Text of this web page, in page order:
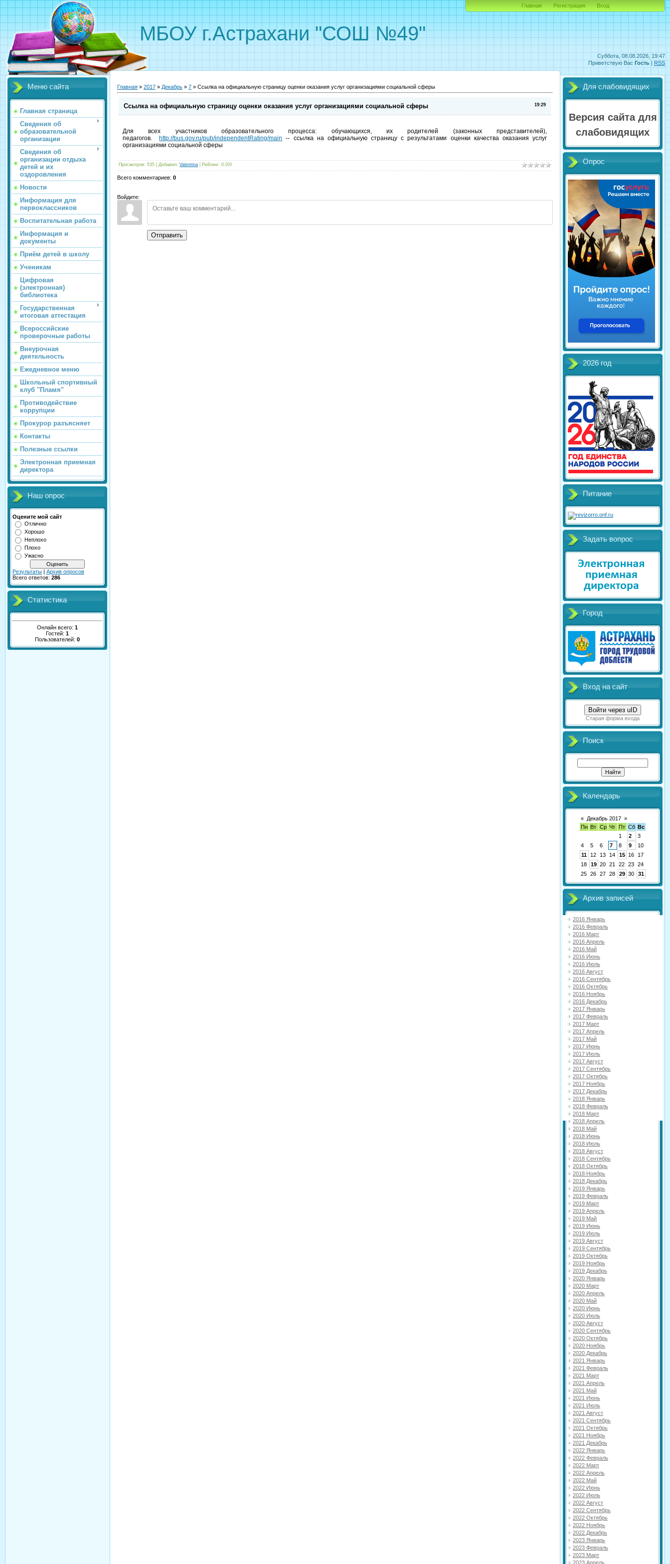
Суббота, 08.08.2026, 19:47
Приветствую Вас Гость | RSS
МБОУ г.Астрахани "СОШ №49"
Главная Регистрация Вход
Меню сайта
Главная страница
Сведения об
образовательной
организации
Сведения об
организации отдыха
детей и их
оздоровления
Новости
Информация для
первоклассников
Воспитательная работа
Информация и
документы
Приём детей в школу
Ученикам
Цифровая
(электронная)
библиотека
Государственная
итоговая аттестация
Всероссийские
проверочные работы
Внеурочная
деятельность
Ежедневное меню
Школьный спортивный
клуб "Пламя"
Противодействие
коррупции
Прокурор разъясняет
Контакты
Полезные ссылки
Электронная приемная
директора
Наш опрос
Оцените мой сайт
Отлично
Хорошо
Неплохо
Плохо
Ужасно
Результаты | Архив опросов
Всего ответов: 286
Статистика
Онлайн всего: 1
Гостей: 1
Пользователей: 0
Главная » 2017 » Декабрь » 7 » Ссылка на официальную страницу оценки оказания услуг организациями социальной сферы
19:29
Ссылка на официальную страницу оценки оказания услуг организациями социальной сферы
Для всех участников образовательного процесса: обучающихся, их родителей (законных представителей),
педагогов. http://bus.gov.ru/pub/independentRating/main -- ссылка на официальную страницу с результатами оценки качества оказания услуг
организациями социальной сферы
Просмотров: 535 Добавил: Valentina Рейтинг: 0.0/0
Всего комментариев: 0
Войдите:
Отправить
Для слабовидящих
Версия сайта для
слабовидящих
Опрос
2026 год
Питание
Задать вопрос
Город
Вход на сайт
Войти через uID
Старая форма входа
Поиск
Календарь
« Декабрь 2017 »
Пн Вт Ср Чт Пт Сб Вс
1
2
3
4
5 6 7 8 9
10
11
12 13 14 15 16
17
18
19 20 21 22 23 24
25 26 27 28 29 30 31
Архив записей
2016 Январь
2016 Февраль
2016 Март
2016 Апрель
2016 Май
2016 Июнь
2016 Июль
2016 Август
2016 Сентябрь
2016 Октябрь
2016 Ноябрь
2016 Декабрь
2017 Январь
2017 Февраль
2017 Март
2017 Апрель
2017 Май
2017 Июнь
2017 Июль
2017 Август
2017 Сентябрь
2017 Октябрь
2017 Ноябрь
2017 Декабрь
2018 Январь
2018 Февраль
2018 Март
2018 Апрель
2018 Май
2018 Июнь
2018 Июль
2018 Август
2018 Сентябрь
2018 Октябрь
2018 Ноябрь
2018 Декабрь
2019 Январь
2019 Февраль
2019 Март
2019 Апрель
2019 Май
2019 Июнь
2019 Июль
2019 Август
2019 Сентябрь
2019 Октябрь
2019 Ноябрь
2019 Декабрь
2020 Январь
2020 Март
2020 Апрель
2020 Май
2020 Июнь
2020 Июль
2020 Август
2020 Сентябрь
2020 Октябрь
2020 Ноябрь
2020 Декабрь
2021 Январь
2021 Февраль
2021 Март
2021 Апрель
2021 Май
2021 Июнь
2021 Июль
2021 Август
2021 Сентябрь
2021 Октябрь
2021 Ноябрь
2021 Декабрь
2022 Январь
2022 Февраль
2022 Март
2022 Апрель
2022 Май
2022 Июнь
2022 Июль
2022 Август
2022 Сентябрь
2022 Октябрь
2022 Ноябрь
2022 Декабрь
2023 Январь
2023 Февраль
2023 Март
2023 Апрель